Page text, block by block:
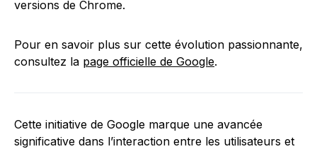
versions de Chrome.
Pour en savoir plus sur cette évolution passionnante,
consultez la page officielle de Google.
Cette initiative de Google marque une avancée
significative dans l’interaction entre les utilisateurs et